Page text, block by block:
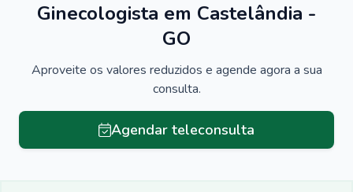
Ginecologista em Castelândia -
GO
Aproveite os valores reduzidos e agende agora a sua
consulta.
Agendar teleconsulta